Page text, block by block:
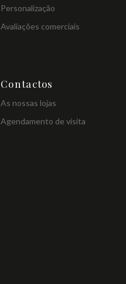
Personalização
Avaliações comerciais
Contactos
As nossas lojas
Agendamento de visita